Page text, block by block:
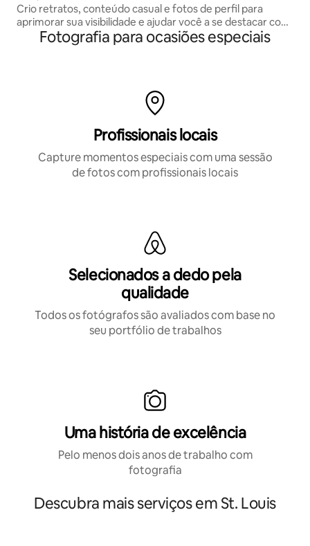
Crio retratos, conteúdo casual e fotos de perfil para
aprimorar sua visibilidade e ajudar você a se destacar com
imagens autênticas e atraentes que capturam seu estilo e
personalidade únicos.
Fotografia para ocasiões especiais
Profissionais locais
Capture momentos especiais com uma sessão
de fotos com profissionais locais
Selecionados a dedo pela
qualidade
Todos os fotógrafos são avaliados com base no
seu portfólio de trabalhos
Uma história de excelência
Pelo menos dois anos de trabalho com
fotografia
Descubra mais serviços em St. Louis